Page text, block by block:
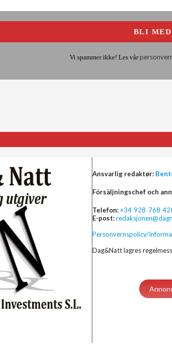
Vi spammer ikke! Les vår
Ansvarlig redaktør:
Försäljningschef och
Telefon:+34 928 768
E-post:
Personvernspolicy/
Dag&Natt lagres